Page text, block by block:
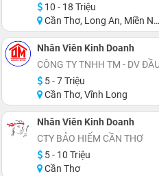
10 - 18 Triệu
Cần Thơ, Long An, Miền Nam, Miền Trung
Nhân Viên Kinh Doanh
CÔNG TY TNHH TM - DV
5 - 7 Triệu
Cần Thơ, Vĩnh Long
Nhân Viên Kinh Doanh
CTY BẢO HIỂM CẦN THƠ
5 - 10 Triệu
Cần Thơ